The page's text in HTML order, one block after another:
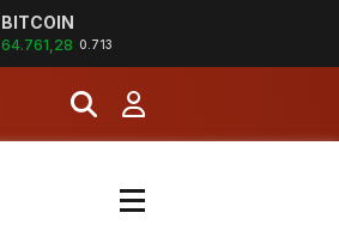
BITCOIN
64.761,28 0.713